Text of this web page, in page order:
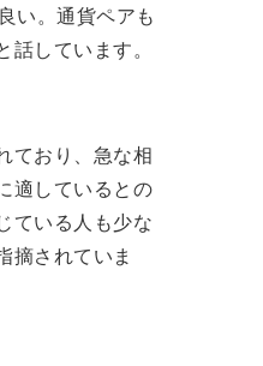
い。通貨ペアも
しています。
ており、急な相
適しているとの
ている人も少な
摘されていま